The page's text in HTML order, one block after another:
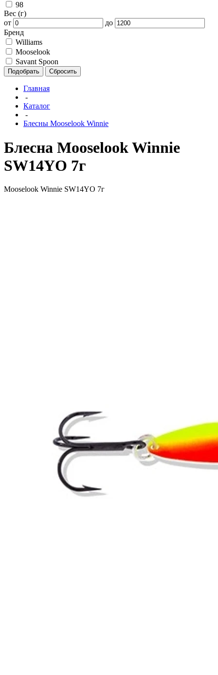
98
Вес (г)
от
до
Бренд
Williams
Mooselook
Savant Spoon
Подобрать Сбросить
Главная
-
Каталог
-
Блесны Mooselook Winnie
Блесна Mooselook Winnie
SW14YO 7г
Mooselook Winnie SW14YO 7г